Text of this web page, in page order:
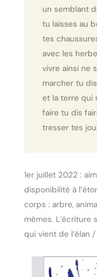
un semblant
tu laisses au
tes
avec les
vivre ainsi ne
marcher tu
et la terre qui
faire tu dis
tresser tes
1er juillet 2022 :
disponibilité à
corps : arbre,
mêmes. L’écriture
qui vient de l’élan